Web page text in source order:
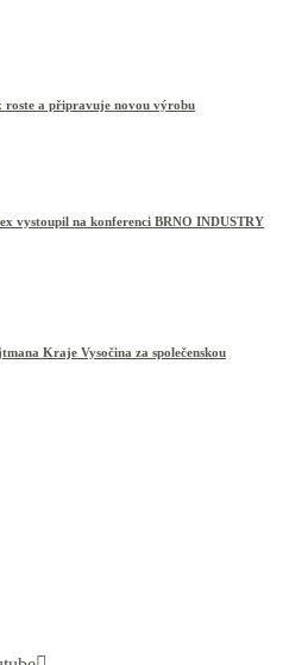
roste a připravuje novou výrobu
vystoupil na konferenci BRNO INDUSTRY
Kraje Vysočina za společenskou